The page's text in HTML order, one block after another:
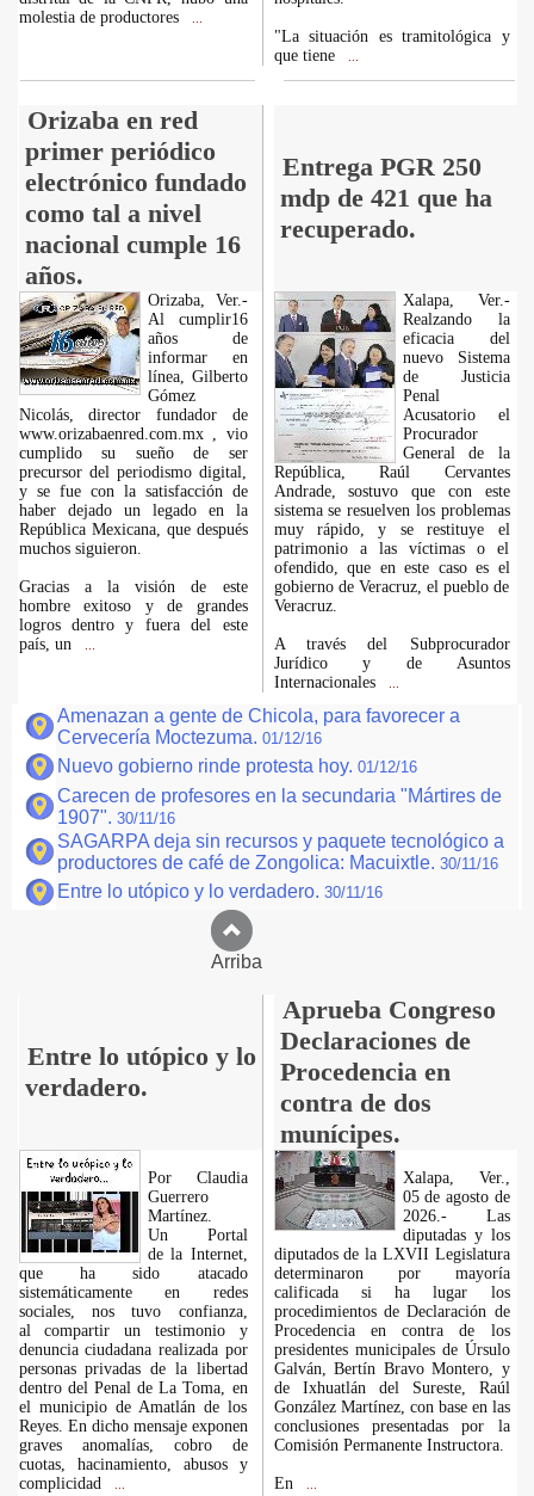
molestia de productores
"La situación es tramitológica y
que tiene
Orizaba en red
primer periódico
electrónico fundado
como tal a nivel
nacional cumple 16
años.
Entrega PGR 250
mdp de 421 que ha
recuperado.
Orizaba, Ver.-
Al cumplir16
años de
informar en
línea, Gilberto
Gómez
Nicolás, director fundador de
www.orizabaenred.com.mx , vio
cumplido su sueño de ser
precursor del periodismo digital,
y se fue con la satisfacción de
haber dejado un legado en la
República Mexicana, que después
muchos siguieron.
Gracias a la visión de este
hombre exitoso y de grandes
logros dentro y fuera del este
país, un
Xalapa, Ver.-
Realzando la
eficacia del
nuevo Sistema
de Justicia
Penal
Acusatorio el
Procurador
General de la
República, Raúl Cervantes
Andrade, sostuvo que con este
sistema se resuelven los problemas
muy rápido, y se restituye el
patrimonio a las víctimas o el
ofendido, que en este caso es el
gobierno de Veracruz, el pueblo de
Veracruz.
A través del Subprocurador
Jurídico y de Asuntos
Internacionales
Amenazan a gente de Chicola, para favorecer a
Cervecería Moctezuma. 01/12/16
Nuevo gobierno rinde protesta hoy. 01/12/16
Carecen de profesores en la secundaria "Mártires de
1907". 30/11/16
SAGARPA deja sin recursos y paquete tecnológico a
productores de café de Zongolica: Macuixtle. 30/11/16
Entre lo utópico y lo verdadero. 30/11/16
Arriba
Entre lo utópico y lo
verdadero.
Aprueba Congreso
Declaraciones de
Procedencia en
contra de dos
munícipes.
Por Claudia
Guerrero
Martínez.
​Un Portal
de la Internet,
que ha sido atacado
sistemáticamente en redes
sociales, nos tuvo confianza,
al compartir un testimonio y
denuncia ciudadana realizada por
personas privadas de la libertad
dentro del Penal de La Toma, en
el municipio de Amatlán de los
Reyes. En dicho mensaje exponen
graves anomalías, cobro de
cuotas, hacinamiento, abusos y
complicidad
Xalapa, Ver.,
05 de agosto de
2026.- Las
diputadas y los
diputados de la LXVII Legislatura
determinaron por mayoría
calificada si ha lugar los
procedimientos de Declaración de
Procedencia en contra de los
presidentes municipales de Úrsulo
Galván, Bertín Bravo Montero, y
de Ixhuatlán del Sureste, Raúl
González Martínez, con base en las
conclusiones presentadas por la
Comisión Permanente Instructora.
En